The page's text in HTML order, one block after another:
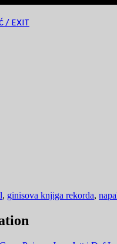
/ EXIT
, ginisova knjiga rekorda,